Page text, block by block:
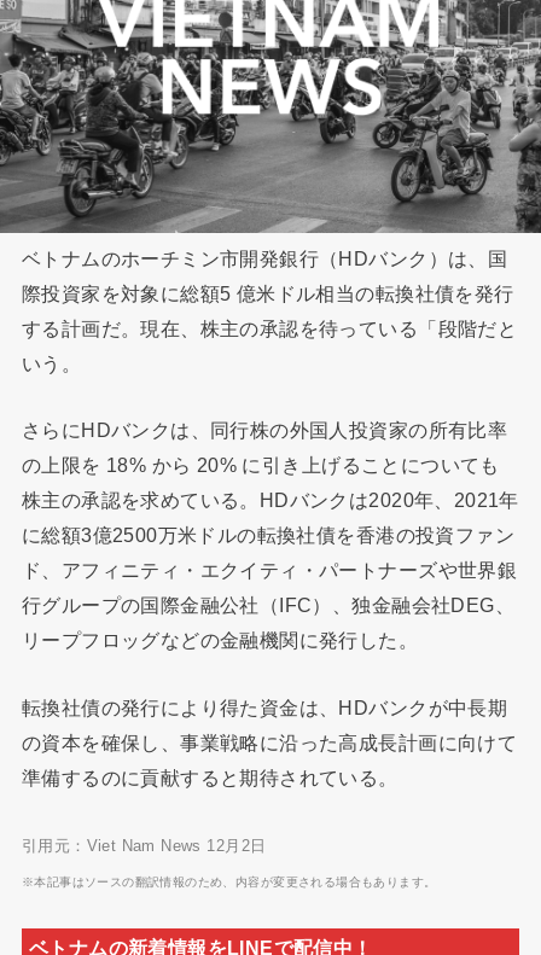
ベトナムのホーチミン市開発銀行（HDバンク）は、国
際投資家を対象に総額5 億米ドル相当の転換社債を発行
する計画だ。現在、株主の承認を待っている「段階だと
いう。
さらにHDバンクは、同行株の外国人投資家の所有比率
の上限を 18% から 20% に引き上げることについても
株主の承認を求めている。HDバンクは2020年、2021年
に総額3億2500万米ドルの転換社債を香港の投資ファン
ド、アフィニティ・エクイティ・パートナーズや世界銀
行グループの国際金融公社（IFC）、独金融会社DEG、
リープフロッグなどの金融機関に発行した。
転換社債の発行により得た資金は、HDバンクが中長期
の資本を確保し、事業戦略に沿った高成長計画に向けて
準備するのに貢献すると期待されている。
引用元：Viet Nam News 12月2日
※本記事はソースの翻訳情報のため、内容が変更される場合もあります。